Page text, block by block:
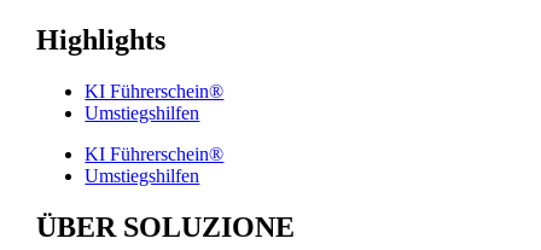
Highlights
KI Führerschein®
Umstiegshilfen
KI Führerschein®
Umstiegshilfen
ÜBER SOLUZIONE